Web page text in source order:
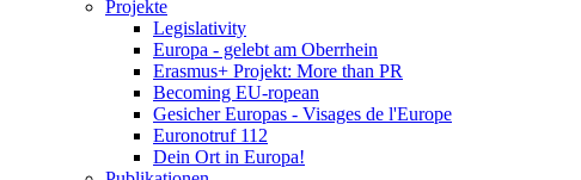
Projekte
Legislativity
Europa - gelebt am Oberrhein
Erasmus+ Projekt: More than PR
Becoming EU-ropean
Gesicher Europas - Visages de l'Europe
Euronotruf 112
Dein Ort in Europa!